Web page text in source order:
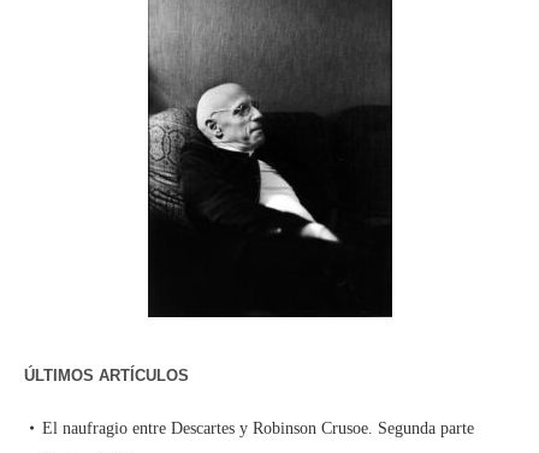
ÚLTIMOS ARTÍCULOS
El naufragio entre Descartes y Robinson Crusoe. Segunda parte